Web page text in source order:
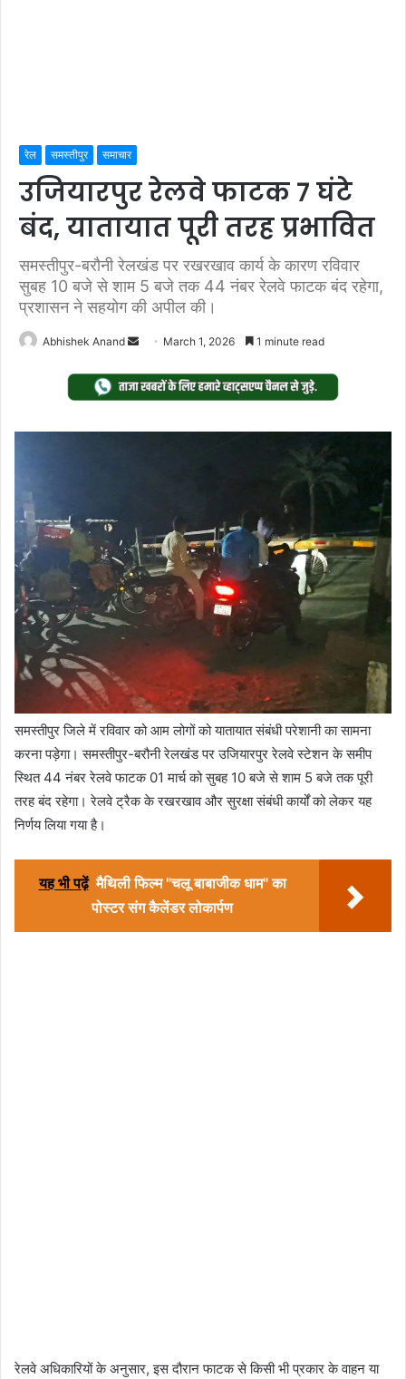
रेल समस्तीपुर समाचार
उजियारपुर रेलवे फाटक 7 घंटे
बंद, यातायात पूरी तरह प्रभावित
समस्तीपुर-बरौनी रेलखंड पर रखरखाव कार्य के कारण रविवार
सुबह 10 बजे से शाम 5 बजे तक 44 नंबर रेलवे फाटक बंद रहेगा,
प्रशासन ने सहयोग की अपील की।
Abhishek Anand
Send
email
March 1, 2026 1 minute read
समस्तीपुर जिले में रविवार को आम लोगों को यातायात संबंधी परेशानी का सामना
करना पड़ेगा। समस्तीपुर-बरौनी रेलखंड पर उजियारपुर रेलवे स्टेशन के समीप
स्थित 44 नंबर रेलवे फाटक 01 मार्च को सुबह 10 बजे से शाम 5 बजे तक पूरी
तरह बंद रहेगा। रेलवे ट्रैक के रखरखाव और सुरक्षा संबंधी कार्यों को लेकर यह
निर्णय लिया गया है।
यह भी पढ़ें मैथिली फिल्म "चलू बाबाजीक धाम" का
पोस्टर संग कैलेंडर लोकार्पण
रेलवे अधिकारियों के अनुसार, इस दौरान फाटक से किसी भी प्रकार के वाहन या